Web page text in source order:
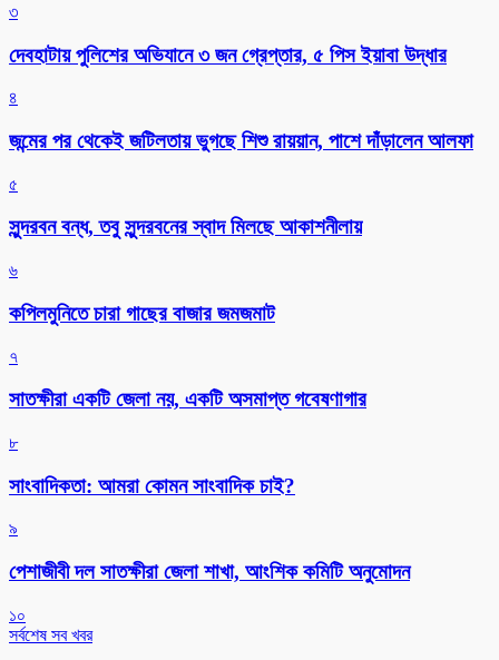
৩
দেবহাটায় পুলিশের অভিযানে ৩ জন গ্রেপ্তার, ৫ পিস ইয়াবা উদ্ধার
৪
জন্মের পর থেকেই জটিলতায় ভুগছে শিশু রায়য়ান, পাশে দাঁড়ালেন আলফা
৫
সুন্দরবন বন্ধ, তবু সুন্দরবনের স্বাদ মিলছে আকাশনীলায়
৬
কপিলমুনিতে চারা গাছের বাজার জমজমাট
৭
সাতক্ষীরা একটি জেলা নয়, একটি অসমাপ্ত গবেষণাগার
৮
সাংবাদিকতা: আমরা কোমন সাংবাদিক চাই?
৯
পেশাজীবী দল সাতক্ষীরা জেলা শাখা, আংশিক কমিটি অনুমোদন
১০
সর্বশেষ সব খবর